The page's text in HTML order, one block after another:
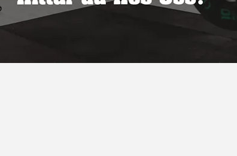
PÅ GYMAUKTIONER.SE - Gymauktioner